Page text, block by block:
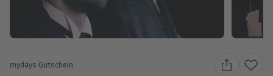
mydays Gutschein